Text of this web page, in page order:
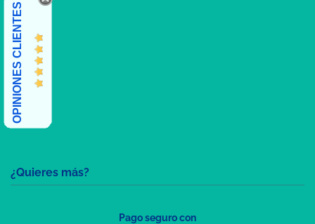
¿Quieres más?
OPINIONES CLIENTES
Pago seguro con